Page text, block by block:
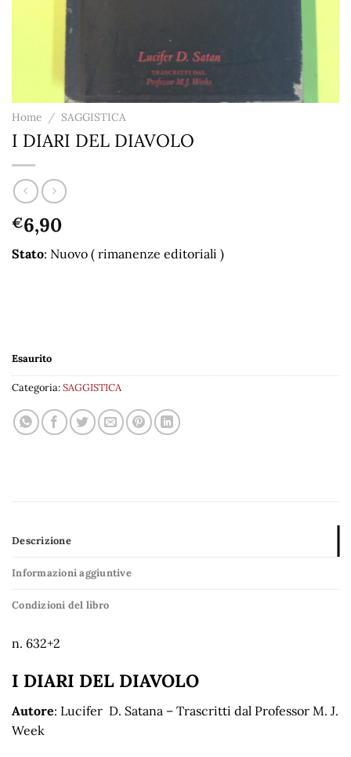
Home / SAGGISTICA
I DIARI DEL DIAVOLO
€6,90
Stato: Nuovo ( rimanenze editoriali )
Esaurito
Categoria:SAGGISTICA
Descrizione
Informazioni aggiuntive
Condizioni del libro
n. 632+2
I DIARI DEL DIAVOLO
Autore: Lucifer D. Satana – Trascritti dal Professor M. J.
Week